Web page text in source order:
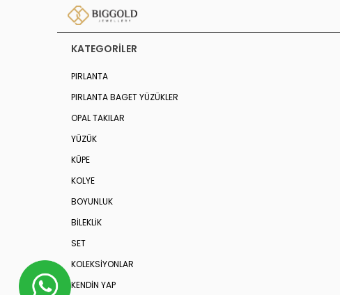
KATEGORILER
PIRLANTA
PIRLANTA BAGET YÜZÜKLER
OPAL TAKILAR
YÜZÜK
KÜPE
KOLYE
BOYUNLUK
BİLEKLİK
SET
KOLEKSIYONLAR
KENDİN YAP